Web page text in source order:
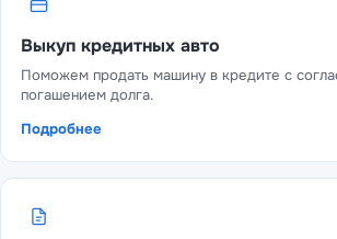
Выкуп кредитных авто
Поможем продать машину в кредите с
погашением долга.
Подробнее